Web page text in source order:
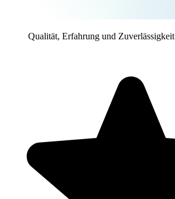
Qualität, Erfahrung und Zuverlässigkeit